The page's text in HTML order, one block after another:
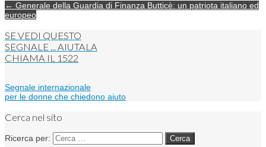
← Generale della Guardia di Finanza Butticè: un patriota italiano ed
europeo
SE VEDI QUESTO
SEGNALE ... AIUTALA
CHIAMA IL 1522
Segnale internazionale
per le donne che chiedono aiuto
Cerca nel sito
Ricerca per: